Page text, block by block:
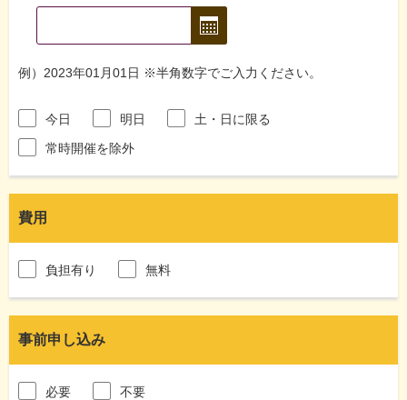
例）2023年01月01日 ※半角数字でご入力ください。
今日 明日
土・日に限る
常時開催を除外
費用
負担有り 無料
事前申し込み
必要 不要